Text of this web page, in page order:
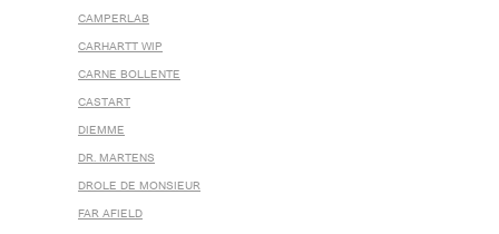
CAMPERLAB
CARHARTT WIP
CARNE BOLLENTE
CASTART
DIEMME
DR. MARTENS
DROLE DE MONSIEUR
FAR AFIELD